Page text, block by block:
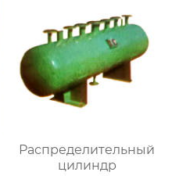
Распределительный
цилиндр